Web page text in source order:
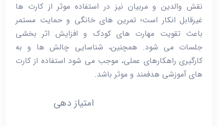
نقش والدین و مربیان نیز در استفاده موثر از کارت ‌ها
غیرقابل ‌انکار است؛ تمرین‌ های خانگی و حمایت مستمر
باعث تقویت مهارت‌ های کودک و افزایش اثر بخشی
جلسات می‌ شود. همچنین، شناسایی چالش ‌ها و به‌
کارگیری راهکارهای عملی، موجب می ‌شود استفاده از کارت
‌های آموزشی هدفمند و موثر باشد.
امتیاز دهی